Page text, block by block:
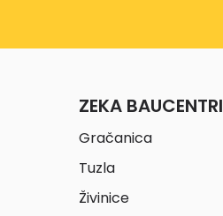
ZEKA BAUCENTRI
Gračanica
Tuzla
Živinice